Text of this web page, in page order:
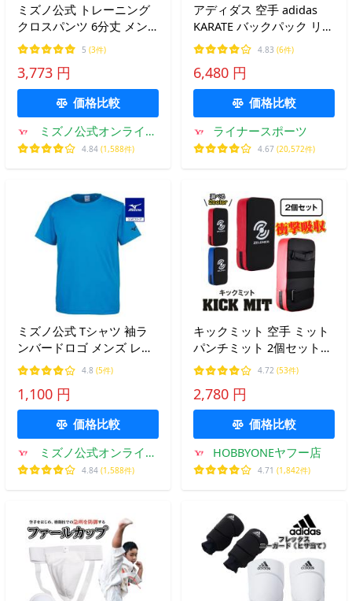
ミズノ公式 トレーニング
クロスパンツ 6分丈 メン
ズ ディープネイビー トレ
ーニングウェア
5 (3件)
3,773 円
価格比較
ミズノ公式オンライン
Yahoo!店
4.84 (1,588件)
アディダス 空手 adidas
KARATE バックパック リュ
ックサック ブラック×ホワ
イト Lサイズ 約40リット
ル 約57×33×23cm ryu
4.83 (6件)
6,480 円
価格比較
ライナースポーツ
4.67 (20,572件)
ミズノ公式 Tシャツ 袖ラ
ンバードロゴ メンズ レデ
ィース ディーバブルー ク
リアランス トレーニング
ウェア
4.8 (5件)
1,100 円
価格比較
ミズノ公式オンライン
Yahoo!店
4.84 (1,588件)
キックミット 空手 ミット
パンチミット 2個セット
格闘技 ボクシング キック
ボクシング 練習 打撃 ジム
トレーニング ストレス解
消 極真 爆買
4.72 (53件)
2,780 円
価格比較
HOBBYONEヤフー店
4.71 (1,842件)